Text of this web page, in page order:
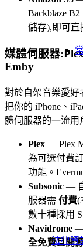
法律資
Backblaze
儲存),即可
媒體伺服器
Emby
對於自架音樂愛好
把你的 iPhone、
體伺服器的一流用
Plex — Plex
為可選付費
功能。
Subsonic —
服器需 付費
數十種採用
Navidrome —
全免費且開